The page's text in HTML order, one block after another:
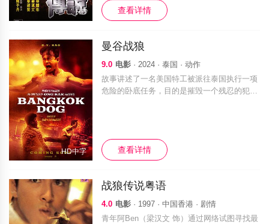
HD 查看详情
HD中字
曼谷战狼
9.0 电影 · 2024 · 泰国 · 动作
故事讲述了一名美国特工被派往泰国执行一项
危险的卧底任务，目的是摧毁一个残忍的犯罪
查看详情
战狼传说粤语
4.0 电影 · 1997 · 中国香港 · 剧情
青年阿Ben（梁汉文 饰）通过网络试图寻找最